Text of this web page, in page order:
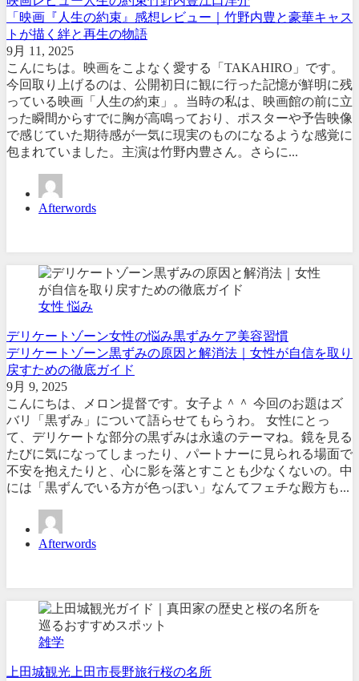
「映画『人生の約束』感想レビュー｜竹野内豊と豪華キャス
トが描く絆と再生の物語
9月 11, 2025
こんにちは。映画をこよなく愛する「TAKAHIRO」です。
今回取り上げるのは、公開初日に観に行った記憶が鮮明に残
っている映画「人生の約束」。当時の私は、映画館の前に立
った瞬間からすでに胸が高鳴っており、ポスターや予告映像
で感じていた期待感が一気に現実のものになるような感覚に
包まれていました。主演は竹野内豊さん。さらに...
Afterwords
女性 悩み
デリケートゾーン女性の悩み黒ずみケア美容習慣
デリケートゾーン黒ずみの原因と解消法｜女性が自信を取り
戻すための徹底ガイド
9月 9, 2025
こんにちは、メロン提督です。女子よ＾＾ 今回のお題はズ
バリ「黒ずみ」について語らせてもらうわ。 女性にとっ
て、デリケートな部分の黒ずみは永遠のテーマね。鏡を見る
たびに気になってしまったり、パートナーに見られる場面で
不安を抱えたりと、心に影を落とすことも少なくないの。中
には「黒ずんでいる方が色っぽい」なんてフェチな殿方も...
Afterwords
雑学
上田城観光 上田市長野旅行桜の名所